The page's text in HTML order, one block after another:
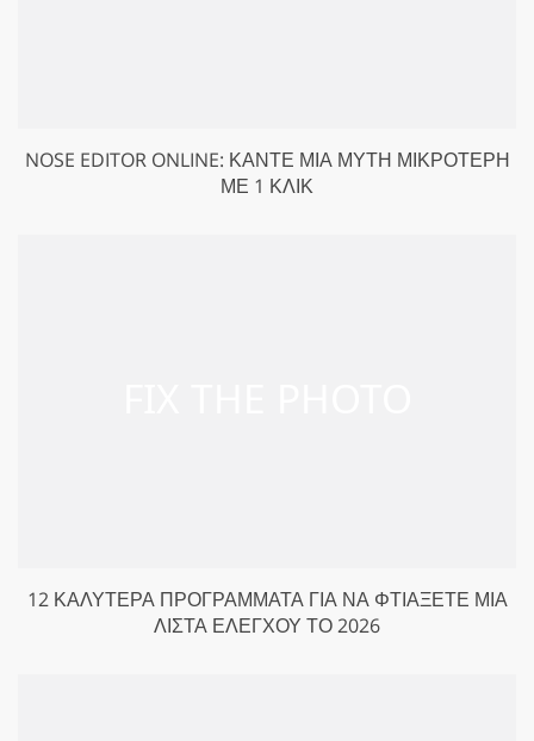
NOSE EDITOR ONLINE: ΚΆΝΤΕ ΜΙΑ ΜΎΤΗ ΜΙΚΡΌΤΕΡΗ
ΜΕ 1 ΚΛΙΚ
12 ΚΑΛΎΤΕΡΑ ΠΡΟΓΡΆΜΜΑΤΑ ΓΙΑ ΝΑ ΦΤΙΆΞΕΤΕ ΜΙΑ
ΛΊΣΤΑ ΕΛΈΓΧΟΥ ΤΟ 2026